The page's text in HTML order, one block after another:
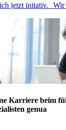
jetzt initativ. Wir
Karriere beim
genua